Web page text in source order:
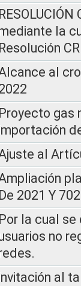
la
Resolución
al
Proyecto gas
al
De 2021 Y
Por la cual
no
al